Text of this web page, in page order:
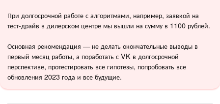
При долгосрочной работе с алгоритмами, например, заявкой на
тест-драйв в дилерском центре мы вышли на сумму в 1100 рублей.
Основная рекомендация — не делать окончательные выводы в
первый месяц работы, а поработать с VK в долгосрочной
перспективе, протестировать все гипотезы, попробовать все
обновления 2023 года и все будущие.